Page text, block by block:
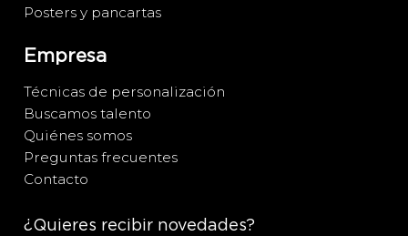
Posters y pancartas
Empresa
Técnicas de personalización
Buscamos talento
Quiénes somos
Preguntas frecuentes
Contacto
¿Quieres recibir novedades?